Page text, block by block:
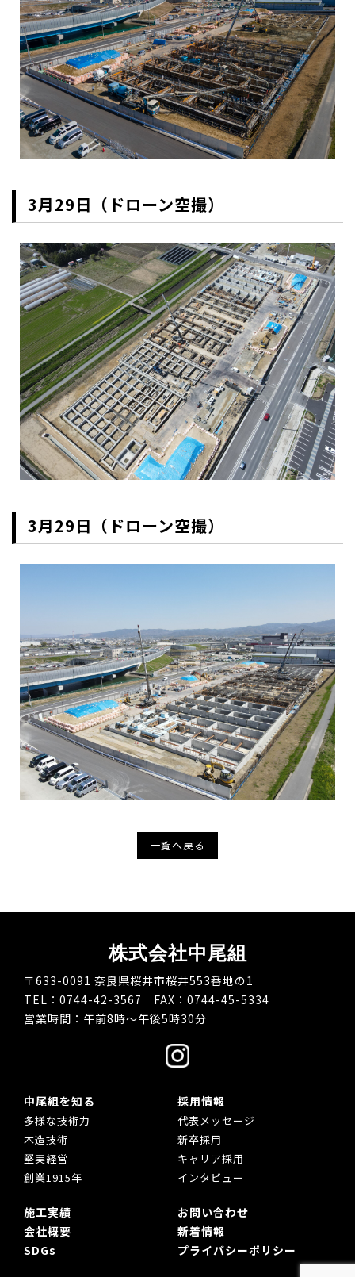
3月29日（ドローン空撮）
3月29日（ドローン空撮）
一覧へ戻る
株式会社中尾組
〒633-0091 奈良県桜井市桜井553番地の1
TEL：0744-42-3567 FAX：0744-45-5334
営業時間：午前8時～午後5時30分
中尾組を知る
多様な技術力
木造技術
堅実経営
創業1915年
採用情報
代表メッセージ
新卒採用
キャリア採用
インタビュー
施工実績
会社概要
SDGs
お問い合わせ
新着情報
プライバシーポリシー